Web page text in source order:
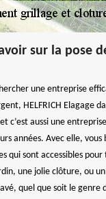
sur la pose
une entreprise
HELFRICH Elagage
c’est aussi une
années. Avec elle, vous
qui sont accessibles
une jolie clôture, ou
quel que soit le genre